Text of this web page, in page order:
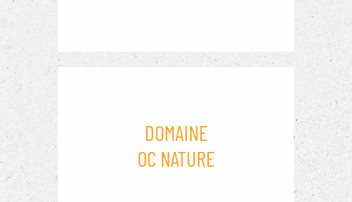
DOMAINE
OC NATURE